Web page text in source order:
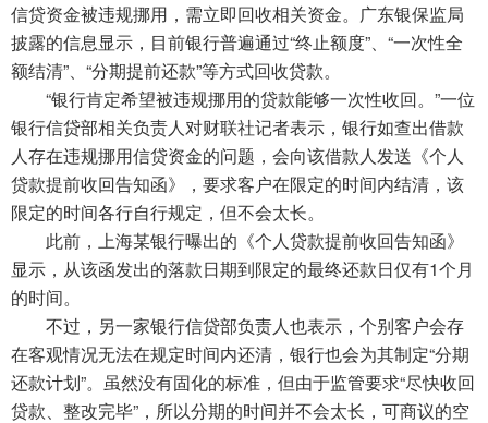
信贷资金被违规挪用，需立即回收相关资金。广东银保监局
披露的信息显示，目前银行普遍通过“终止额度”、“一次性全
额结清”、“分期提前还款”等方式回收贷款。
“银行肯定希望被违规挪用的贷款能够一次性收回。”一位
银行信贷部相关负责人对财联社记者表示，银行如查出借款
人存在违规挪用信贷资金的问题，会向该借款人发送《个人
贷款提前收回告知函》，要求客户在限定的时间内结清，该
限定的时间各行自行规定，但不会太长。
此前，上海某银行曝出的《个人贷款提前收回告知函》
显示，从该函发出的落款日期到限定的最终还款日仅有1个月
的时间。
不过，另一家银行信贷部负责人也表示，个别客户会存
在客观情况无法在规定时间内还清，银行也会为其制定“分期
还款计划”。虽然没有固化的标准，但由于监管要求“尽快收回
贷款、整改完毕”，所以分期的时间并不会太长，可商议的空